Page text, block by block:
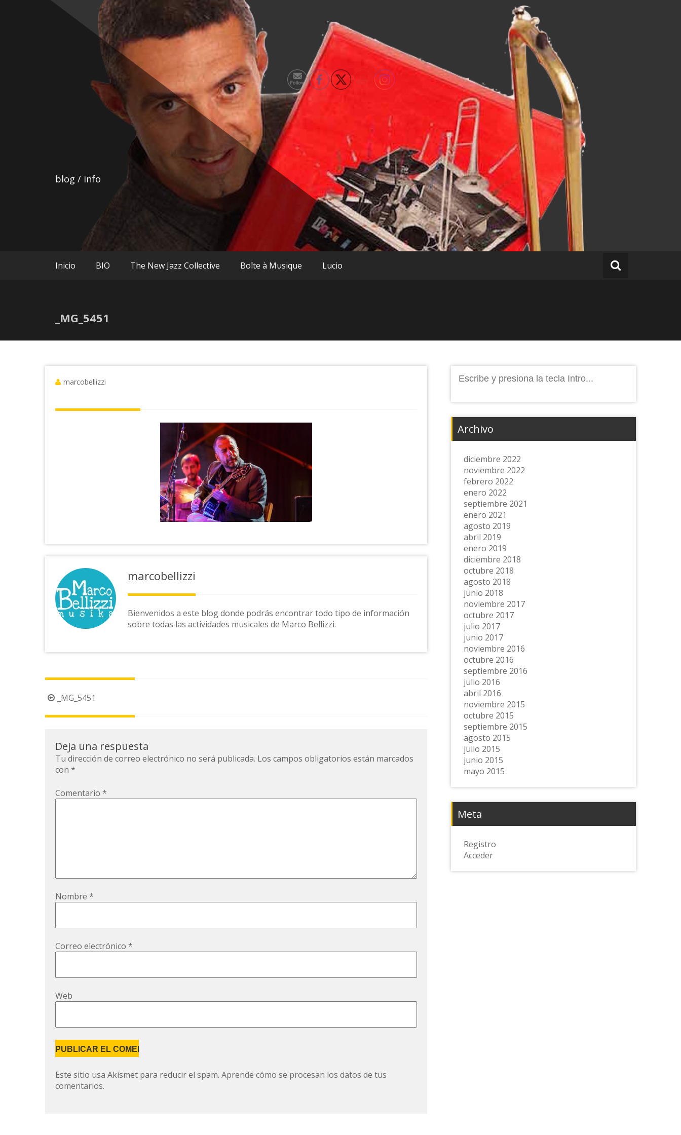
blog / info
Inicio BIO The New Jazz Collective Boîte à Musique Lucio
_MG_5451
marcobellizzi
marcobellizzi
Bienvenidos a este blog donde podrás encontrar todo tipo de información
sobre todas las actividades musicales de Marco Bellizzi.
Navegación
de
_MG_5451
Deja una respuesta
Tu dirección de correo electrónico no será publicada. Los campos obligatorios están marcados
con *
Comentario *
Nombre *
Correo electrónico *
Web
Este sitio usa Akismet para reducir el spam. Aprende cómo se procesan los datos de tus
comentarios.
Archivo
diciembre 2022
noviembre 2022
febrero 2022
enero 2022
septiembre 2021
enero 2021
agosto 2019
abril 2019
enero 2019
diciembre 2018
octubre 2018
agosto 2018
junio 2018
noviembre 2017
octubre 2017
julio 2017
junio 2017
noviembre 2016
octubre 2016
septiembre 2016
julio 2016
abril 2016
noviembre 2015
octubre 2015
septiembre 2015
agosto 2015
julio 2015
junio 2015
mayo 2015
Meta
Registro
Acceder